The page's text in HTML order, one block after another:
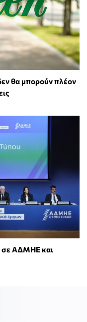
θα μπορούν πλέον
σε ΑΔΜΗΕ και